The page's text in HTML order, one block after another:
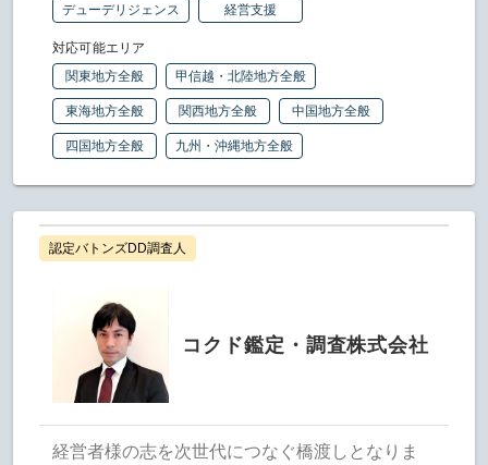
デューデリジェンス 経営支援
対応可能エリア
関東地方全般
甲信越・北陸地方全般
東海地方全般 関西地方全般 中国地方全般
四国地方全般 九州・沖縄地方全般
認定バトンズDD調査人
コクド鑑定・調査株式会社
経営者様の志を次世代につなぐ橋渡しとなりま